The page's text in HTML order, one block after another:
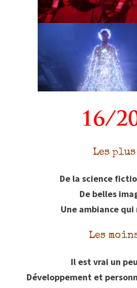
Les plus
De la science
De belles
Une ambiance qui
Les
Il est vrai un
Développement et